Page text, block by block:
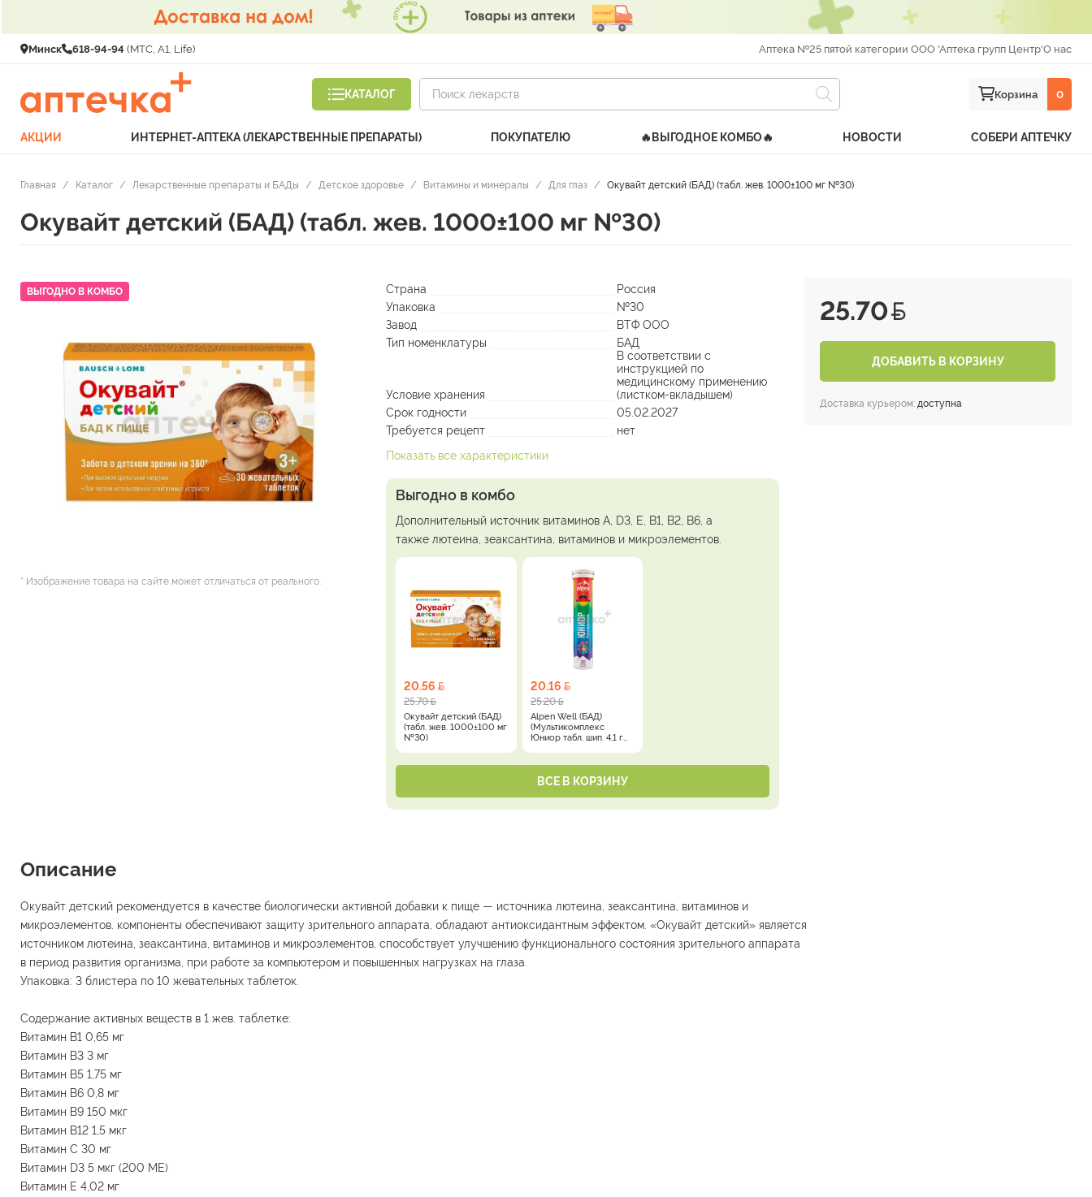
Минск 618-94-94 (МТС, A1, Life) Аптека №25 пятой категории ООО 'Аптека групп Центр'О нас
КАТАЛОГ Корзина 0
АКЦИИ ИНТЕРНЕТ-АПТЕКА (ЛЕКАРСТВЕННЫЕ ПРЕПАРАТЫ) ПОКУПАТЕЛЮ 🔥ВЫГОДНОЕ КОМБО🔥 НОВОСТИ СОБЕРИ АПТЕЧКУ
Главная / Каталог / Лекарственные препараты и БАДы / Детское здоровье / Витамины и минералы / Для глаз / Окувайт детский (БАД) (табл. жев. 1000±100 мг №30)
Окувайт детский (БАД) (табл. жев. 1000±100 мг №30)
ВЫГОДНО В КОМБО
* Изображение товара на сайте может отличаться от реального.
25.70
ДОБАВИТЬ В КОРЗИНУ
Доставка курьером: доступна
Выгодно в комбо
Дополнительный источник витаминов A, D3, Е, B1, B2, B6, а
также лютеина, зеаксантина, витаминов и микроэлементов.
20.56
25.70
Окувайт детский (БАД)
(табл. жев. 1000±100 мг
№30)
20.16
25.20
Alpen Well (БАД)
(Мультикомплекс
Юниор табл. шип. 4,1 г
ВСЕ В КОРЗИНУ
Страна
Россия
Упаковка
№30
Завод
ВТФ ООО
Тип номенклатуры
БАД
Условие хранения
В соответствии с
инструкцией по
медицинскому применению
(листком-вкладышем)
Срок годности
05.02.2027
Требуется рецепт
нет
Показать все характеристики
Описание
Окувайт детский рекомендуется в качестве биологически активной добавки к пище — источника лютеина, зеаксантина, витаминов и
микроэлементов. компоненты обеспечивают защиту зрительного аппарата, обладают антиоксидантным эффектом. «Окувайт детский» является
источником лютеина, зеаксантина, витаминов и микроэлементов, способствует улучшению функционального состояния зрительного аппарата
в период развития организма, при работе за компьютером и повышенных нагрузках на глаза.
Упаковка: 3 блистера по 10 жевательных таблеток.
Содержание активных веществ в 1 жев. таблетке:
Витамин В1 0,65 мг
Витамин В3 3 мг
Витамин В5 1,75 мг
Витамин В6 0,8 мг
Витамин В9 150 мкг
Витамин В12 1,5 мкг
Витамин С 30 мг
Витамин D3 5 мкг (200 МЕ)
Витамин Е 4,02 мг